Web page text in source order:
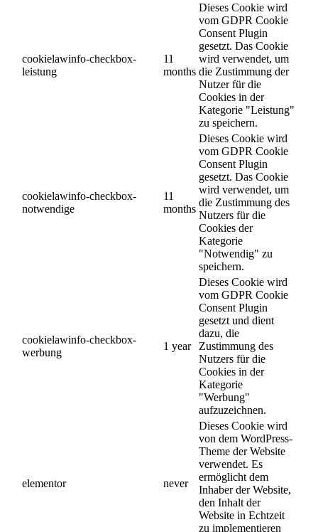
cookielawinfo-checkbox-
leistung
11
months
Dieses Cookie wird
vom GDPR Cookie
Consent Plugin
gesetzt. Das Cookie
wird verwendet, um
die Zustimmung der
Nutzer für die
Cookies in der
Kategorie "Leistung"
zu speichern.
cookielawinfo-checkbox-
notwendige
11
months
Dieses Cookie wird
vom GDPR Cookie
Consent Plugin
gesetzt. Das Cookie
wird verwendet, um
die Zustimmung des
Nutzers für die
Cookies der
Kategorie
"Notwendig" zu
speichern.
cookielawinfo-checkbox-
werbung
1 year
Dieses Cookie wird
vom GDPR Cookie
Consent Plugin
gesetzt und dient
dazu, die
Zustimmung des
Nutzers für die
Cookies in der
Kategorie
"Werbung"
aufzuzeichnen.
elementor never
Dieses Cookie wird
von dem WordPress-
Theme der Website
verwendet. Es
ermöglicht dem
Inhaber der Website,
den Inhalt der
Website in Echtzeit
zu implementieren